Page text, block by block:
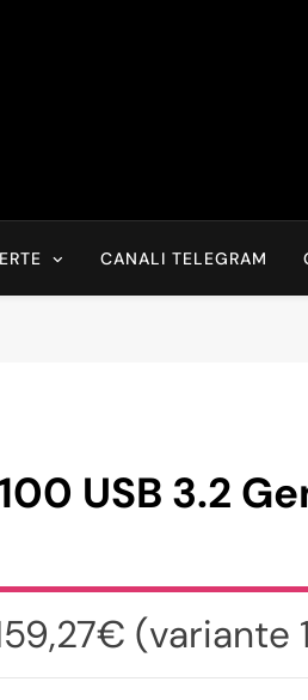
Online
CANALI TELEGRAM
USB 3.2
(variante